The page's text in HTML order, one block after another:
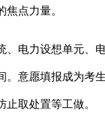
点力量。
电力设想单元、
意愿填报成为考
取处置等工做。